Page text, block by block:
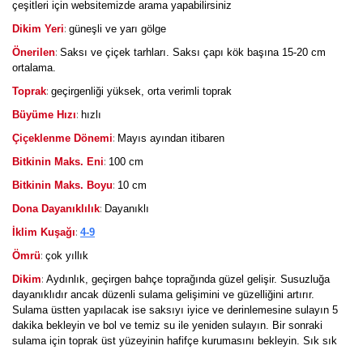
çeşitleri için websitemizde arama yapabilirsiniz
Dikim Yeri: güneşli ve yarı gölge
Önerilen: Saksı ve çiçek tarhları. Saksı çapı kök başına 15-20 cm
ortalama.
Toprak: geçirgenliği yüksek, orta verimli toprak
Büyüme Hızı: hızlı
Çiçeklenme Dönemi: Mayıs ayından itibaren
Bitkinin Maks. Eni: 100 cm
Bitkinin Maks. Boyu: 10 cm
Dona Dayanıklılık: Dayanıklı
İklim Kuşağı: 4-9
Ömrü: çok yıllık
Dikim: Aydınlık, geçirgen bahçe toprağında güzel gelişir. Susuzluğa
dayanıklıdır ancak düzenli sulama gelişimini ve güzelliğini artırır.
Sulama üstten yapılacak ise saksıyı iyice ve derinlemesine sulayın 5
dakika bekleyin ve bol ve temiz su ile yeniden sulayın. Bir sonraki
sulama için toprak üst yüzeyinin hafifçe kurumasını bekleyin. Sık sık